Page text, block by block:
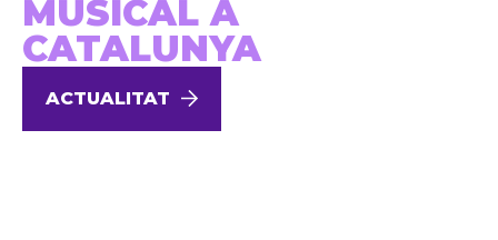
MUSICAL A
CATALUNYA
ACTUALITAT